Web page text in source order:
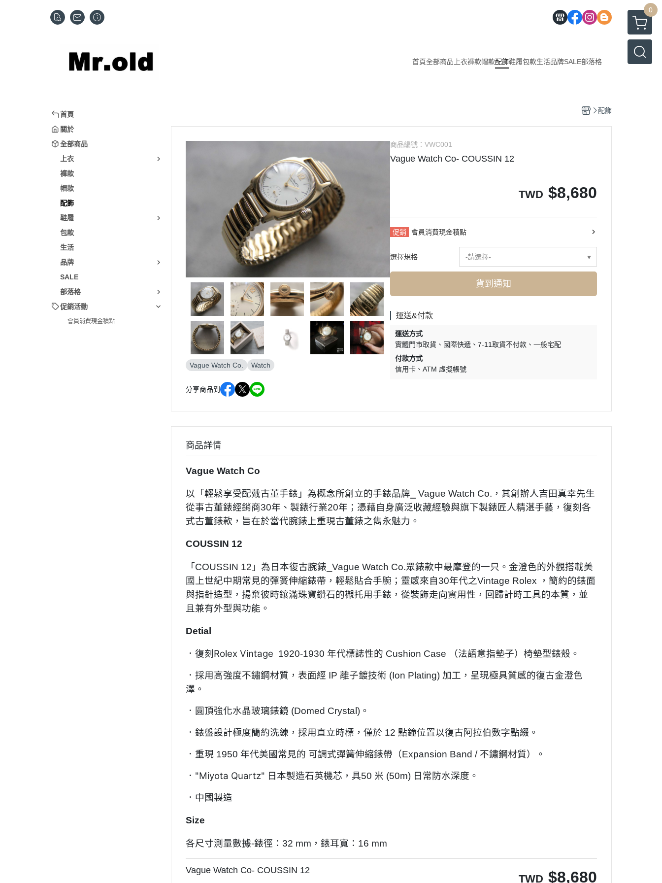
0
首頁全部商品 上衣褲款帽款配飾鞋履包款生活品牌SALE部落格
首頁
關於
全部商品
上衣
褲款
帽款
配飾
鞋履
包款
生活
品牌
SALE
部落格
促銷活動
會員消費現金積點
配飾
Vague Watch Co. Watch
分享商品到
商品編號：VWC001
Vague Watch Co- COUSSIN 12
TWD $8,680
促銷 會員消費現金積點
選擇規格 -請選擇-
貨到通知
運送&付款
運送方式
實體門市取貨
國際快遞 7-11取貨不付款
一般宅配
付款方式
信用卡
ATM 虛擬帳號
商品詳情
Vague Watch Co
以「輕鬆享受配戴古董手錶」為概念所創立的手錶品牌⎯ Vague Watch Co.，其創辦人吉田真幸先生
從事古董錶經銷商30年、製錶行業20年；憑藉自身廣泛收藏經驗與旗下製錶匠人精湛手藝，復刻各
式古董錶款，旨在於當代腕錶上重現古董錶之雋永魅力。
COUSSIN 12
「COUSSIN 12」為日本復古腕錶⎯Vague Watch Co.眾錶款中最摩登的一只。金澄色的外觀搭載美
國上世紀中期常見的彈簧伸縮錶帶，輕鬆貼合手腕；靈感來自30年代之Vintage Rolex ，簡約的錶面
與指針造型，揚棄彼時鑲滿珠寶鑽石的襯托用手錶，從裝飾走向實用性，回歸計時工具的本質，並
且兼有外型與功能。
Detial
．復刻 Rolex Vintage 1920-1930 年代標誌性的 Cushion Case （法語意指墊子） 椅墊型錶殼。
．採用高強度不鏽鋼材質，表面經 IP 離子鍍技術 (Ion Plating) 加工，呈現極具質感的復古金澄色
澤。
．圓頂強化水晶玻璃錶鏡 (Domed Crystal)。
．錶盤設計極度簡約洗練，採用直立時標，僅於 12 點鐘位置以復古阿拉伯數字點綴。
．重現 1950 年代美國常見的 可調式彈簧伸縮錶帶（Expansion Band / 不鏽鋼材質）。
．"Miyota Quartz" 日本製造石英機芯 ，具50 米 (50m) 日常防水深度 。
．中國製造
Size
各尺寸測量數據-錶徑：32 mm，錶耳寬：16 mm
Vague Watch Co- COUSSIN 12
TWD $8,680